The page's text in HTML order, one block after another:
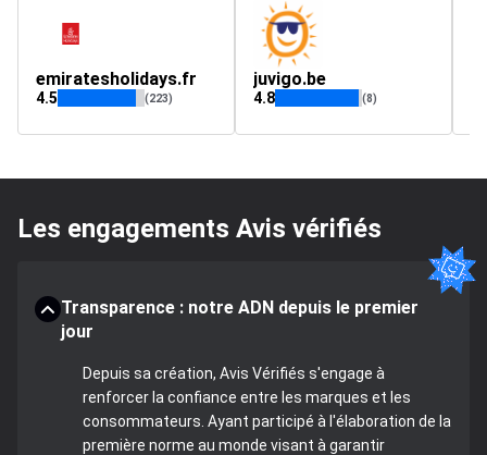
emiratesholidays.fr
4.5 (223)
juvigo.be
4.8 (8)
Les engagements Avis vérifiés
Transparence : notre ADN depuis le premier
jour
Depuis sa création, Avis Vérifiés s'engage à
renforcer la confiance entre les marques et les
consommateurs. Ayant participé à l'élaboration de la
première norme au monde visant à garantir